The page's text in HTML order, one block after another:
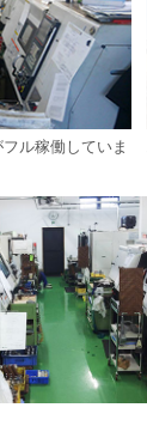
ル稼働していま